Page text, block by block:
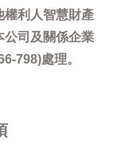
權利人智慧財產
公司及關係企業
798)處理。